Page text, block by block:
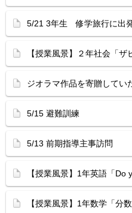
5/21 3年生 修学旅行に出
【授業風景】２年社会「ザ
ジオラマ作品を寄贈してい
5/15 避難訓練
5/13 前期指導主事訪問
【授業風景】1年英語「Do
【授業風景】1年数学「分